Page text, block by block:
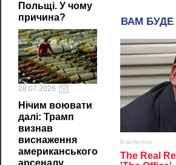
Польщі. У чому
причина?
28.07.2026
Нічим воювати
далі: Трамп
визнав
виснаження
американського
арсеналу